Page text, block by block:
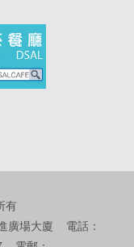
有
廣場大廈 電話：